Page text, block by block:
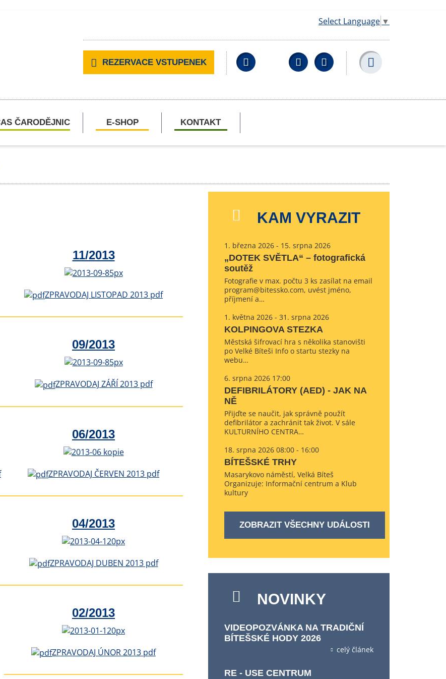
Select Language ▼
REZERVACE VSTUPENEK Facebook YouTubeWikipedia
ČARODĚJNIC E-SHOP KONTAKT
11/2013
ZPRAVODAJ LISTOPAD 2013 pdf
09/2013
ZPRAVODAJ ZÁŘÍ 2013 pdf
06/2013
ZPRAVODAJ ČERVEN 2013 pdf
04/2013
ZPRAVODAJ DUBEN 2013 pdf
02/2013
ZPRAVODAJ ÚNOR 2013 pdf
KAM VYRAZIT
1. března 2026 - 15. srpna 2026
„DOTEK SVĚTLA“ – fotografická
soutěž
Fotografie v max. počtu 3 ks zasílat na email
program@bitessko.com, uvést jméno,
příjmení a…
1. května 2026 - 31. srpna 2026
KOLPINGOVA STEZKA
Městská šifrovací hra s několika stanovišti
po Velké Bíteši Info o startu stezky na
webu…
6. srpna 2026 17:00
DEFIBRILÁTORY (AED) - JAK NA
NĚ
Přijďte se naučit, jak správně použít
defibrilátor a zachránit tak život. V sále
KULTURNÍHO CENTRA…
18. srpna 2026 08:00 - 16:00
BÍTEŠSKÉ TRHY
Masarykovo náměstí, Velká Bíteš
Organizuje: Informační centrum a Klub
kultury
ZOBRAZIT VŠECHNY UDÁLOSTI
NOVINKY
VIDEOPOZVÁNKA NA TRADIČNÍ
BÍTEŠSKÉ HODY 2026
celý článek
RE - USE CENTRUM